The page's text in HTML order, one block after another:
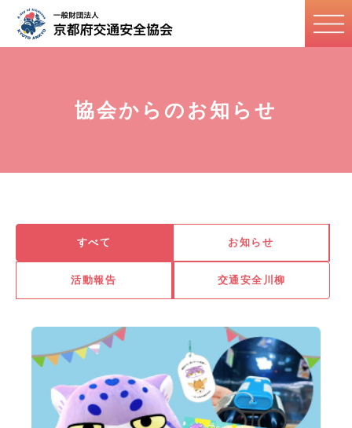
協会からのお知らせ
すべて お知らせ
活動報告 交通安全川柳